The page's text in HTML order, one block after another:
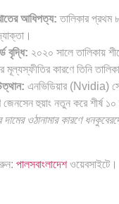
আধিপত্য: তালিকার প্রথম
বৃদ্ধি: ২০২০ সালে তালিকায়
মূল্যস্ফীতির কারণে তিনি
এনভিডিয়ার (Nvidia)
জেনসেন হুয়াং নতুন করে শীর্ষ
ওঠানামার কারণে
পালসবাংলাদেশওয়েবসাইটে।